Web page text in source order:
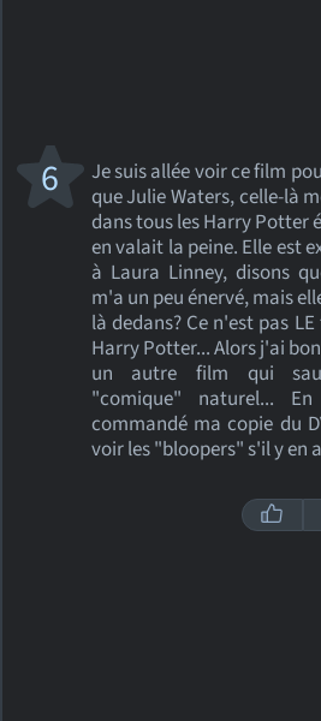
Je suis allée voir ce film
que Julie Waters, celle-là
dans tous les Harry
en valait la peine. Elle est
à Laura Linney, disons
m'a un peu énervé, mais
là dedans? Ce n'est pas
Harry Potter... Alors j'ai
un autre film qui
"comique" naturel...
commandé ma copie du
voir les "bloopers" s'il y en
6